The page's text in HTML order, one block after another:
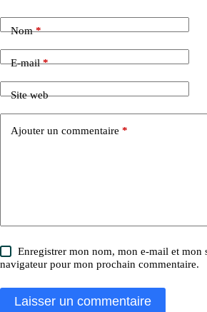
Nom*
E-mail*
Site web
Ajouter un commentaire *
Enregistrer mon nom, mon e-mail et mon
navigateur pour mon prochain commentaire.
Laisser un commentaire